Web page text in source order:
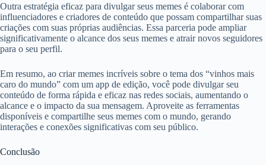
Outra estratégia eficaz para divulgar seus memes é colaborar com
influenciadores e criadores de conteúdo que possam compartilhar suas
criações com suas próprias audiências. Essa parceria pode ampliar
significativamente o alcance dos seus memes e atrair novos seguidores
para o seu perfil.
Em resumo, ao criar memes incríveis sobre o tema dos “vinhos mais
caro do mundo” com um app de edição, você pode divulgar seu
conteúdo de forma rápida e eficaz nas redes sociais, aumentando o
alcance e o impacto da sua mensagem. Aproveite as ferramentas
disponíveis e compartilhe seus memes com o mundo, gerando
interações e conexões significativas com seu público.
Conclusão